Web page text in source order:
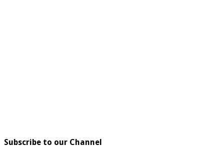
Subscribe to our Channel